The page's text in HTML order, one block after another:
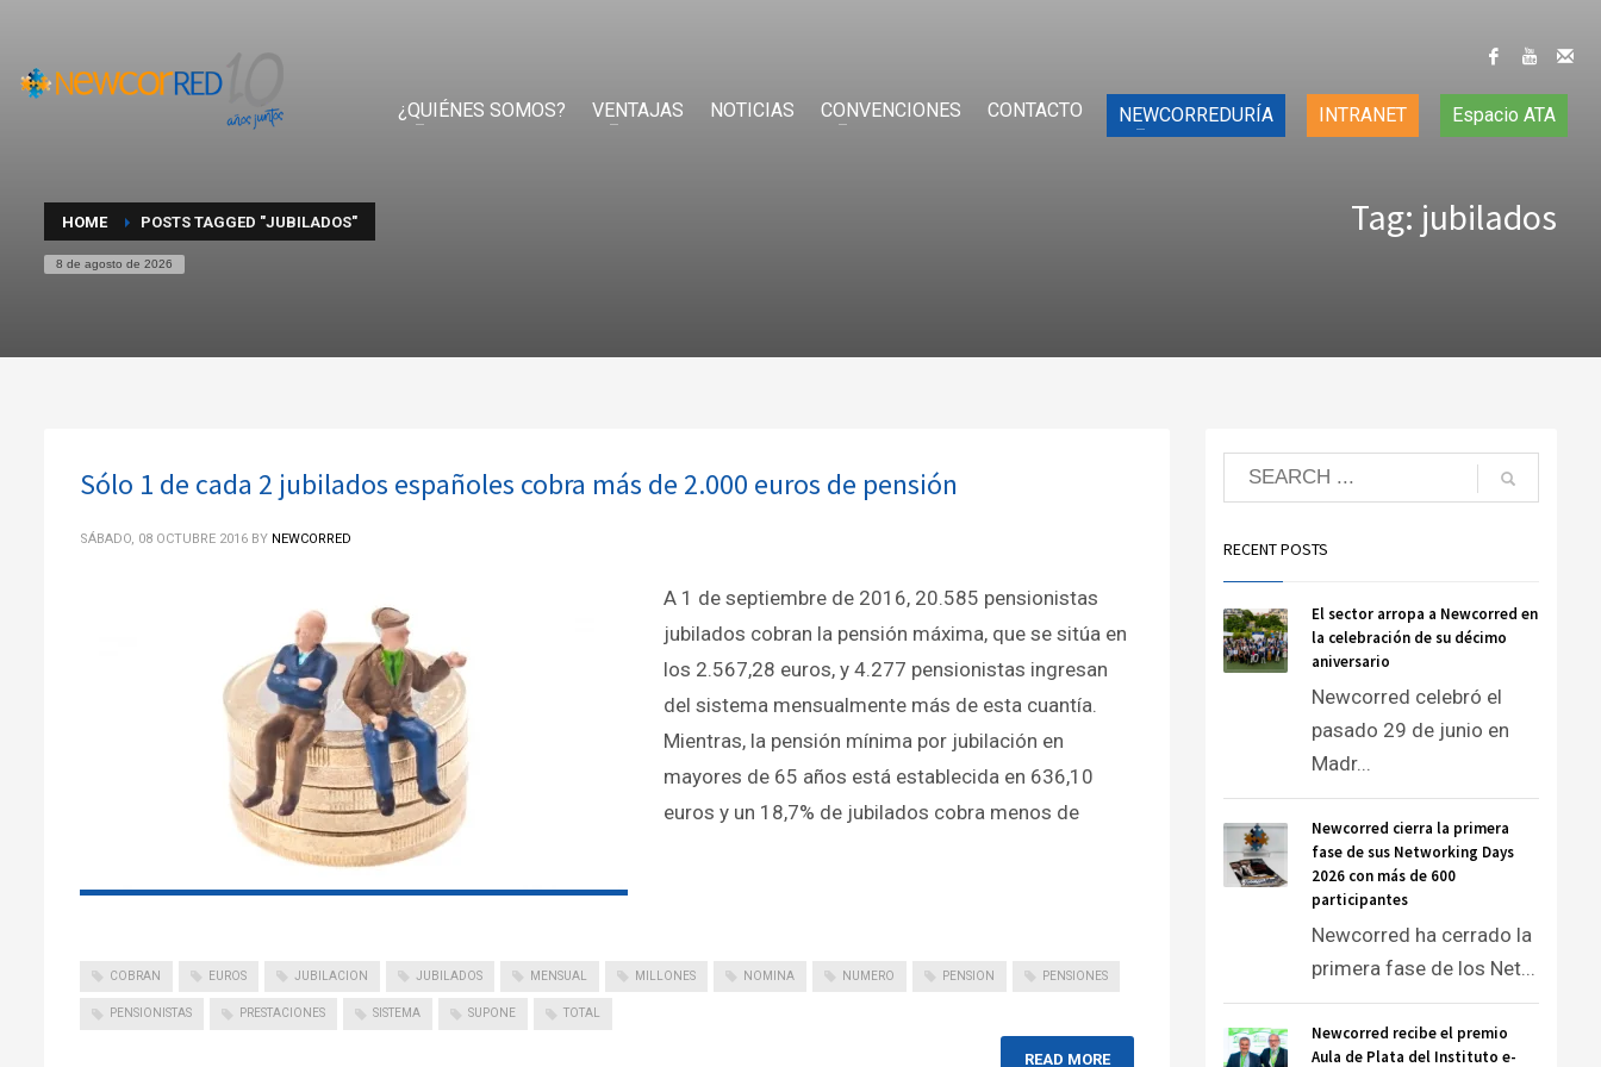
¿QUIÉNES SOMOS? VENTAJAS NOTICIAS CONVENCIONES CONTACTO NEWCORREDURÍA INTRANET Espacio ATA
HOME POSTS TAGGED "JUBILADOS"
8 de agosto de 2026
Tag: jubilados
Sólo 1 de cada 2 jubilados españoles cobra más de 2.000 euros de pensión
SÁBADO, 08 OCTUBRE 2016 BY NEWCORRED
A 1 de septiembre de 2016, 20.585 pensionistas
jubilados cobran la pensión máxima, que se sitúa en
los 2.567,28 euros, y 4.277 pensionistas ingresan
del sistema mensualmente más de esta cuantía.
Mientras, la pensión mínima por jubilación en
mayores de 65 años está establecida en 636,10
euros y un 18,7% de jubilados cobra menos de
COBRAN EUROS JUBILACION JUBILADOS MENSUAL MILLONES NOMINA NUMERO PENSION PENSIONES
PENSIONISTAS PRESTACIONES SISTEMA SUPONE TOTAL
READ MORE
RECENT POSTS
El sector arropa a Newcorred en
la celebración de su décimo
aniversario
Newcorred celebró el
pasado 29 de junio en
Madr...
Newcorred cierra la primera
fase de sus Networking Days
2026 con más de 600
participantes
Newcorred ha cerrado la
primera fase de los Net...
Newcorred recibe el premio
Aula de Plata del Instituto e-